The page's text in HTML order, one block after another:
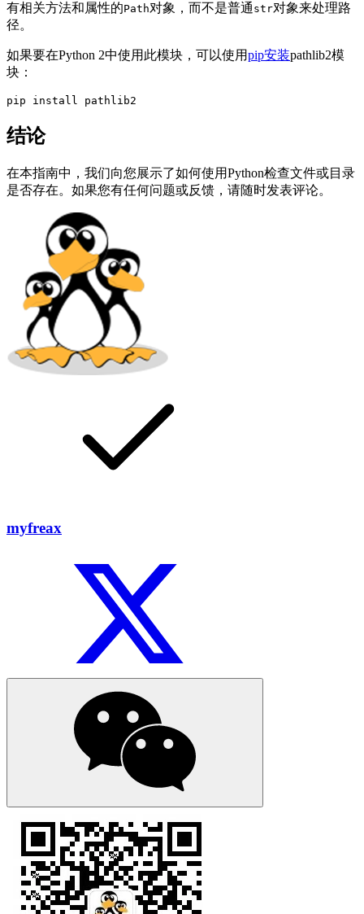
有相关方法和属性的Path对象，而不是普通 str对象来处理路
径。
如果要在Python 2中使用此模块，可以使用pip安装pathlib2模
块：
pip install pathlib2
结论
在本指南中，我们向您展示了如何使用Python检查文件或目录
是否存在。如果您有任何问题或反馈，请随时发表评论。
myfreax